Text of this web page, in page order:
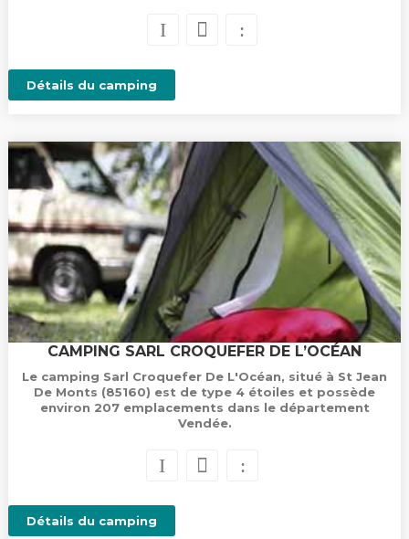
Détails du camping
CAMPING SARL CROQUEFER DE L’OCÉAN
Le camping Sarl Croquefer De L'Océan, situé à St Jean
De Monts (85160) est de type 4 étoiles et possède
environ 207 emplacements dans le département
Vendée.
Détails du camping